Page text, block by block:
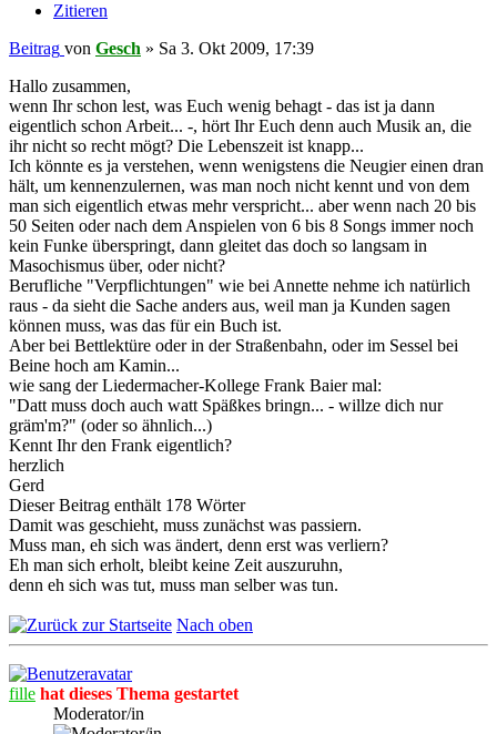
Zitieren
Beitrag von Gesch » Sa 3. Okt 2009, 17:39
Hallo zusammen,
wenn Ihr schon lest, was Euch wenig behagt - das ist ja dann
eigentlich schon Arbeit... -, hört Ihr Euch denn auch Musik an, die
ihr nicht so recht mögt? Die Lebenszeit ist knapp...
Ich könnte es ja verstehen, wenn wenigstens die Neugier einen dran
hält, um kennenzulernen, was man noch nicht kennt und von dem
man sich eigentlich etwas mehr verspricht... aber wenn nach 20 bis
50 Seiten oder nach dem Anspielen von 6 bis 8 Songs immer noch
kein Funke überspringt, dann gleitet das doch so langsam in
Masochismus über, oder nicht?
Berufliche "Verpflichtungen" wie bei Annette nehme ich natürlich
raus - da sieht die Sache anders aus, weil man ja Kunden sagen
können muss, was das für ein Buch ist.
Aber bei Bettlektüre oder in der Straßenbahn, oder im Sessel bei
Beine hoch am Kamin...
wie sang der Liedermacher-Kollege Frank Baier mal:
"Datt muss doch auch watt Späßkes bringn... - willze dich nur
gräm'm?" (oder so ähnlich...)
Kennt Ihr den Frank eigentlich?
herzlich
Gerd
Dieser Beitrag enthält 178 Wörter
Damit was geschieht, muss zunächst was passiern.
Muss man, eh sich was ändert, denn erst was verliern?
Eh man sich erholt, bleibt keine Zeit auszuruhn,
denn eh sich was tut, muss man selber was tun.
Nach oben
fille hat dieses Thema gestartet
Moderator/in